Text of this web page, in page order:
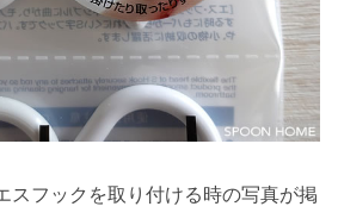
スフックを取り付ける時の写真が掲